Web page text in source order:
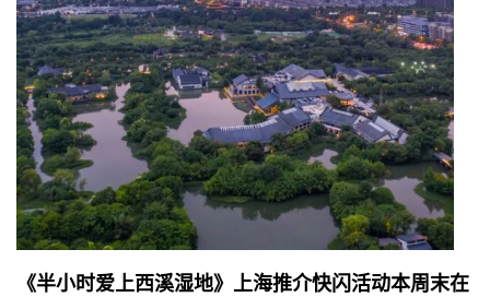
《半小时爱上西溪湿地》上海推介快闪活动本周末在